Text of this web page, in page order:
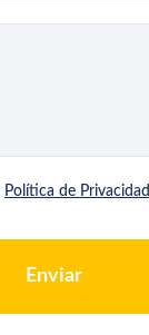
Política de Privacidad
Enviar